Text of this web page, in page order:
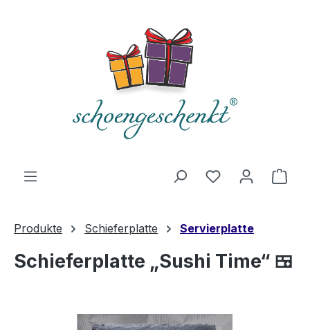
Du hast 0
Produkte Schieferplatte Servierplatte
Schieferplatte „Sushi Time“ 🍱
Bildergalerie überspringen